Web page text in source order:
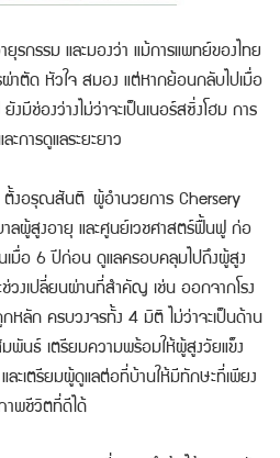
ยุรกรรม และมองว่า แม้การแพทย์ของไทย
ผ่าตัด หัวใจ สมอง แต่หากย้อนกลับไปเมื่อ
มีช่องว่างไม่ว่าจะเป็นเนอร์สซิ่งโฮม การ
การดูแลระยะยาว
ตั้งอรุณสันติ ผู้อำนวยการ Chersery
ลผู้สูงอายุ และศูนย์เวชศาสตร์ฟื้นฟู ก่อ
เมื่อ 6 ปีก่อน ดูแลครอบคลุมไปถึงผู้สูง
วงเปลี่ยนผ่านที่สำคัญ เช่น ออกจากโรง
ลัก ครบวงจรทั้ง 4 มิติ ไม่ว่าจะเป็นด้าน
พันธ์ เตรียมความพร้อมให้ผู้สูงวัยแข็ง
ละเตรียมผู้ดูแลต่อที่บ้านให้มีทักษะที่เพียง
พชีวิตที่ดีได้